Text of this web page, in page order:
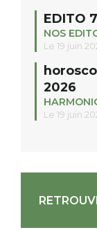
EDITO
NOS
Le 19 juin
2026
Le 19 juin